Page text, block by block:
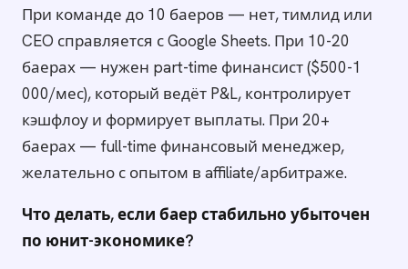
При команде до 10 баеров — нет, тимлид или
CEO справляется с Google Sheets. При 10-20
баерах — нужен part-time финансист ($500-1
000/мес), который ведёт P&L, контролирует
кэшфлоу и формирует выплаты. При 20+
баерах — full-time финансовый менеджер,
желательно с опытом в affiliate/арбитраже.
Что делать, если баер стабильно убыточен
по юнит-экономике?